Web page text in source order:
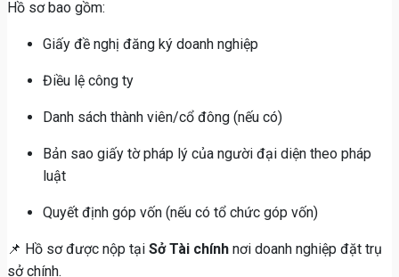
Hồ sơ bao gồm:
Giấy đề nghị đăng ký doanh nghiệp
Điều lệ công ty
Danh sách thành viên/cổ đông (nếu có)
Bản sao giấy tờ pháp lý của người đại diện theo pháp
luật
Quyết định góp vốn (nếu có tổ chức góp vốn)
📌 Hồ sơ được nộp tại Sở Tài chính nơi doanh nghiệp đặt trụ
sở chính.